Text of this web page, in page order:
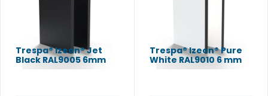
Trespa® Izeon® Jet
Black RAL9005 6mm
Trespa® Izeon® Pure
White RAL9010 6 mm